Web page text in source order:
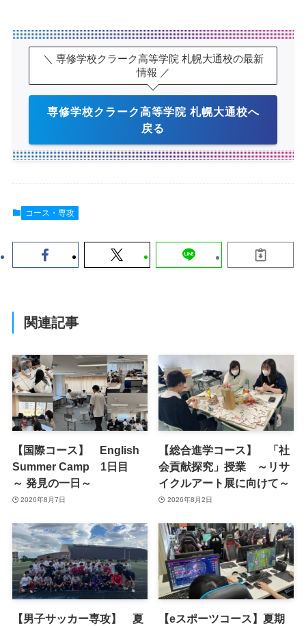
＼ 専修学校クラーク高等学院 札幌大通校の最新
情報 ／
専修学校クラーク高等学院 札幌大通校へ
戻る
コース・専攻
関連記事
【国際コース】 English
Summer Camp 1日目
～ 発見の一日～
2026年8月7日
【総合進学コース】 「社
会貢献探究」授業 ～リサ
イクルアート展に向けて～
2026年8月2日
【男子サッカー専攻】 夏
【eスポーツコース】夏期